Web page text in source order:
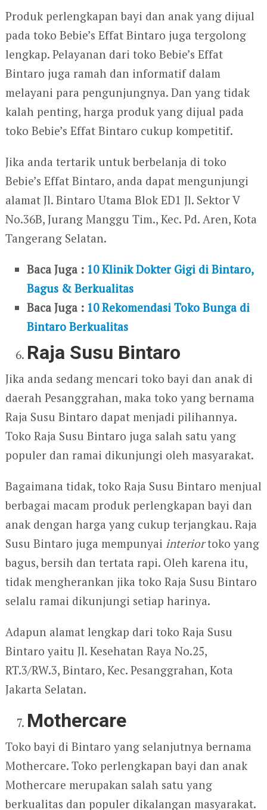
Produk perlengkapan bayi dan anak yang dijual
pada toko Bebie’s Effat Bintaro juga tergolong
lengkap. Pelayanan dari toko Bebie’s Effat
Bintaro juga ramah dan informatif dalam
melayani para pengunjungnya. Dan yang tidak
kalah penting, harga produk yang dijual pada
toko Bebie’s Effat Bintaro cukup kompetitif.
Jika anda tertarik untuk berbelanja di toko
Bebie’s Effat Bintaro, anda dapat mengunjungi
alamat Jl. Bintaro Utama Blok ED1 Jl. Sektor V
No.36B, Jurang Manggu Tim., Kec. Pd. Aren, Kota
Tangerang Selatan.
Baca Juga : 10 Klinik Dokter Gigi di Bintaro,
Bagus & Berkualitas
Baca Juga : 10 Rekomendasi Toko Bunga di
Bintaro Berkualitas
Raja Susu Bintaro
Jika anda sedang mencari toko bayi dan anak di
daerah Pesanggrahan, maka toko yang bernama
Raja Susu Bintaro dapat menjadi pilihannya.
Toko Raja Susu Bintaro juga salah satu yang
populer dan ramai dikunjungi oleh masyarakat.
Bagaimana tidak, toko Raja Susu Bintaro menjual
berbagai macam produk perlengkapan bayi dan
anak dengan harga yang cukup terjangkau. Raja
Susu Bintaro juga mempunyai interiortoko yang
bagus, bersih dan tertata rapi. Oleh karena itu,
tidak mengherankan jika toko Raja Susu Bintaro
selalu ramai dikunjungi setiap harinya.
Adapun alamat lengkap dari toko Raja Susu
Bintaro yaitu Jl. Kesehatan Raya No.25,
RT.3/RW.3, Bintaro, Kec. Pesanggrahan, Kota
Jakarta Selatan.
Mothercare
Toko bayi di Bintaro yang selanjutnya bernama
Mothercare. Toko perlengkapan bayi dan anak
Mothercare merupakan salah satu yang
berkualitas dan populer dikalangan masyarakat.